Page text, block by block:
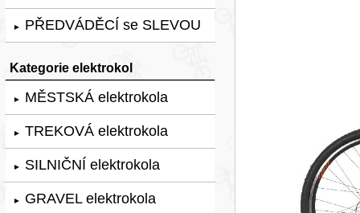
► PŘEDVÁDĚCÍ se SLEVOU
Kategorie elektrokol
► MĚSTSKÁ elektrokola
► TREKOVÁ elektrokola
► SILNIČNÍ elektrokola
► GRAVEL elektrokola